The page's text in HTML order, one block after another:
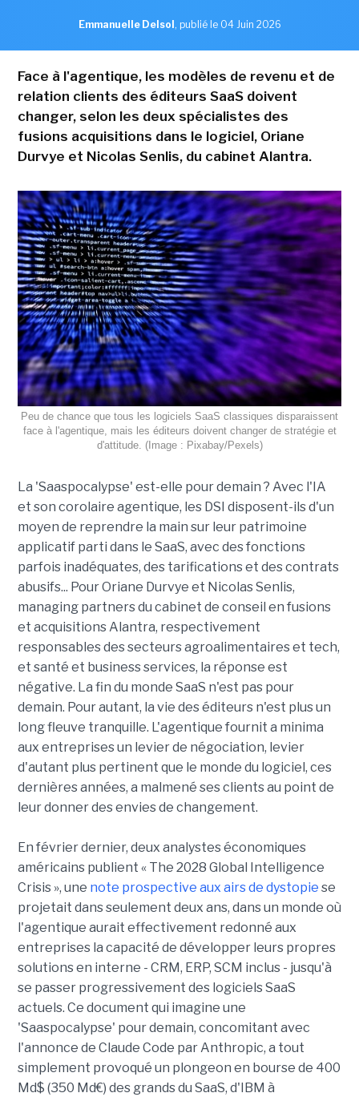
Emmanuelle Delsol , publié le 04 Juin 2026
Face à l'agentique, les modèles de revenu et de
relation clients des éditeurs SaaS doivent
changer, selon les deux spécialistes des
fusions acquisitions dans le logiciel, Oriane
Durvye et Nicolas Senlis, du cabinet Alantra.
Peu de chance que tous les logiciels SaaS classiques disparaissent
face à l'agentique, mais les éditeurs doivent changer de stratégie et
d'attitude. (Image : Pixabay/Pexels)
La 'Saaspocalypse' est-elle pour demain ? Avec l'IA
et son corolaire agentique, les DSI disposent-ils d'un
moyen de reprendre la main sur leur patrimoine
applicatif parti dans le SaaS, avec des fonctions
parfois inadéquates, des tarifications et des contrats
abusifs... Pour Oriane Durvye et Nicolas Senlis,
managing partners du cabinet de conseil en fusions
et acquisitions Alantra, respectivement
responsables des secteurs agroalimentaires et tech,
et santé et business services, la réponse est
négative. La fin du monde SaaS n'est pas pour
demain. Pour autant, la vie des éditeurs n'est plus un
long fleuve tranquille. L'agentique fournit a minima
aux entreprises un levier de négociation, levier
d'autant plus pertinent que le monde du logiciel, ces
dernières années, a malmené ses clients au point de
leur donner des envies de changement.
En février dernier, deux analystes économiques
américains publient « The 2028 Global Intelligence
Crisis », une note prospective aux airs de dystopie se
projetait dans seulement deux ans, dans un monde où
l'agentique aurait effectivement redonné aux
entreprises la capacité de développer leurs propres
solutions en interne - CRM, ERP, SCM inclus - jusqu'à
se passer progressivement des logiciels SaaS
actuels. Ce document qui imagine une
'Saaspocalypse' pour demain, concomitant avec
l'annonce de Claude Code par Anthropic, a tout
simplement provoqué un plongeon en bourse de 400
Md$ (350 Md€) des grands du SaaS, d'IBM à